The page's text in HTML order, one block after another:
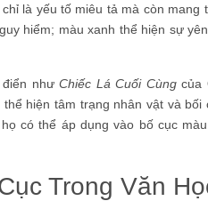
là yếu tố miêu tả mà còn
hiểm; màu xanh thể hiện sự
điển nhưChiếc Lá Cuối Cùngcủa
hiện tâm trạng nhân vật và
có thể áp dụng vào bố cục
Trong Văn